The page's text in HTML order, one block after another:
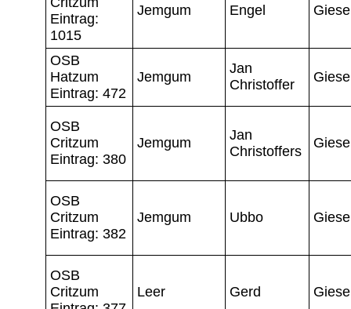
Eintrag:
1015
Jemgum Engel
OSB
Hatzum
Eintrag: 472
Jemgum
Jan
Christoffer
OSB
Critzum
Eintrag: 380
Jemgum
Jan
Christoffers
OSB
Critzum
Eintrag: 382
Jemgum Ubbo
OSB
Critzum
Leer Gerd